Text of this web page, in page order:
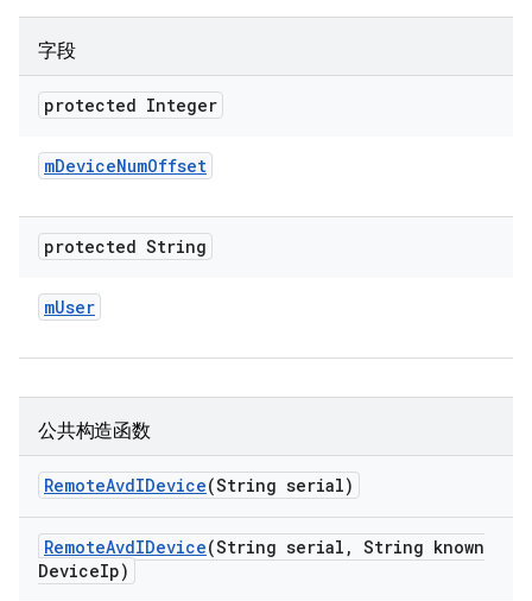
字段
protected Integer
mDeviceNumOffset
protected String
mUser
公共构造函数
RemoteAvdIDevice(String serial)
RemoteAvdIDevice(String serial , String known
DeviceIp)